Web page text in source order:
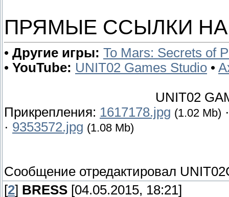
ПРЯМЫЕ ССЫЛКИ НА
• Другие игры: To Mars: Secrets of
• YouTube: UNIT02 Games Studio •
UNIT02
Прикрепления: 1617178.jpg (1.02 Mb)
· 9353572.jpg (1.08 Mb)
Сообщение отредактировал
[2] BRESS [04.05.2015, 18:21]